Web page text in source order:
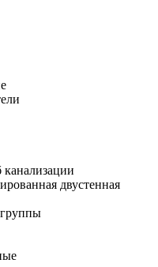
канализации
двустенная